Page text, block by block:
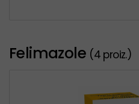
Felimazole (4 proiz.)